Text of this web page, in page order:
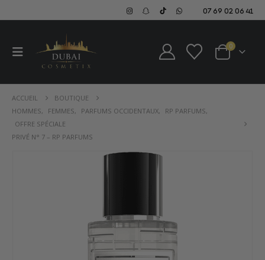
07 69 02 06 41
0
ACCUEIL
BOUTIQUE
HOMMES, FEMMES, PARFUMS OCCIDENTAUX, RP PARFUMS,
OFFRE SPÉCIALE
PRIVÉ N° 7 – RP PARFUMS